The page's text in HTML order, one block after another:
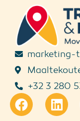
marketing-
+32 3 280